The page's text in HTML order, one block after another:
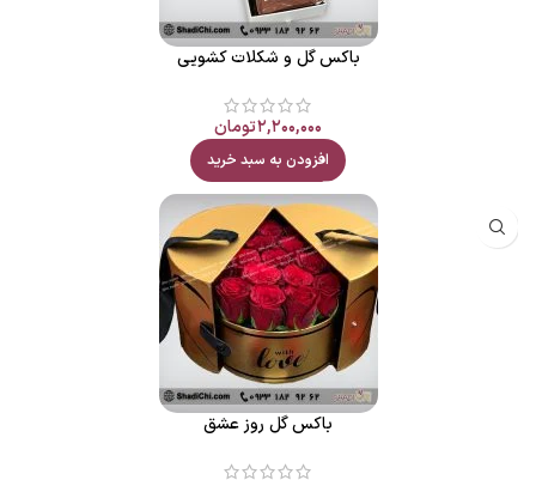
باکس گل و شکلات کشویی
۲,۲۰۰,۰۰۰تومان
افزودن به سبد خرید
باکس گل روز عشق